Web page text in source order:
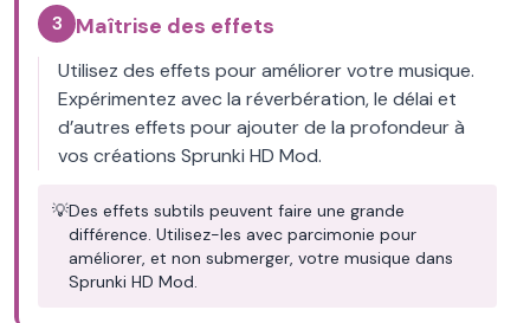
3 Maîtrise des effets
Utilisez des effets pour améliorer votre musique.
Expérimentez avec la réverbération, le délai et
d’autres effets pour ajouter de la profondeur à
vos créations Sprunki HD Mod.
💡Des effets subtils peuvent faire une grande
différence. Utilisez-les avec parcimonie pour
améliorer, et non submerger, votre musique dans
Sprunki HD Mod.